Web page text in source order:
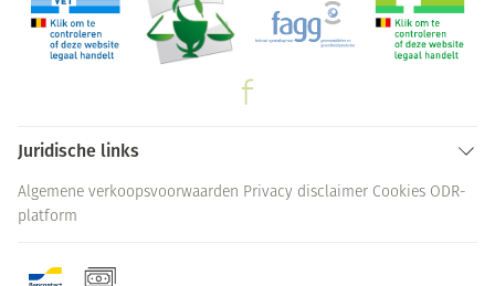
Juridische links
Algemene verkoopsvoorwaarden Privacy disclaimer Cookies ODR-
platform